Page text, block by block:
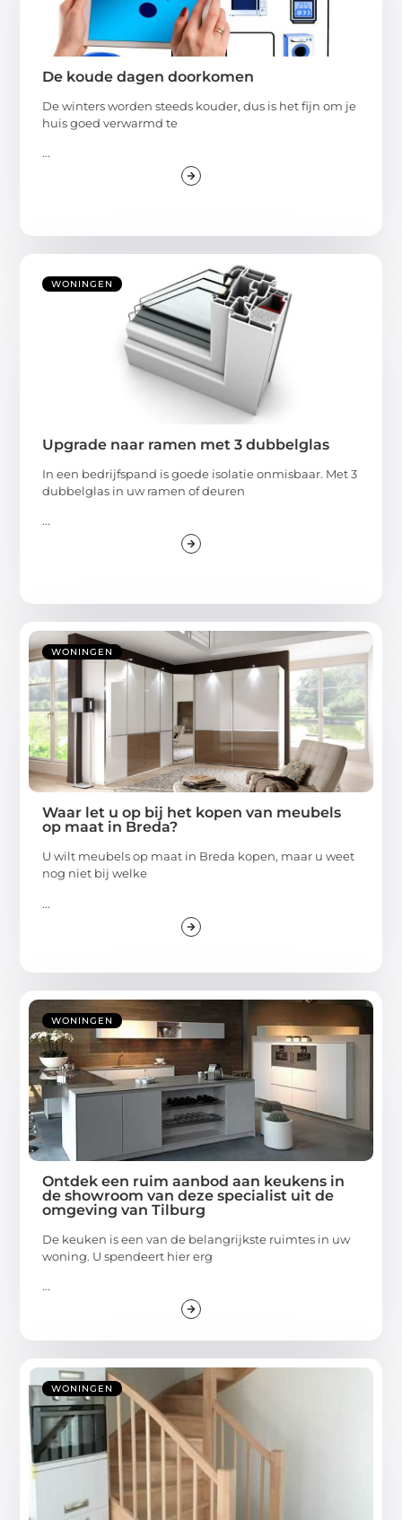
De koude dagen doorkomen
De winters worden steeds kouder, dus is het fijn om je
huis goed verwarmd te
...
WONINGEN
Upgrade naar ramen met 3 dubbelglas
In een bedrijfspand is goede isolatie onmisbaar. Met 3
dubbelglas in uw ramen of deuren
...
WONINGEN
Waar let u op bij het kopen van meubels
op maat in Breda?
U wilt meubels op maat in Breda kopen, maar u weet
nog niet bij welke
...
WONINGEN
Ontdek een ruim aanbod aan keukens in
de showroom van deze specialist uit de
omgeving van Tilburg
De keuken is een van de belangrijkste ruimtes in uw
woning. U spendeert hier erg
...
WONINGEN